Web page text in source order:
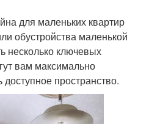
для маленьких квартир
обустройства маленькой
несколько ключевых
вам максимально
пространство.